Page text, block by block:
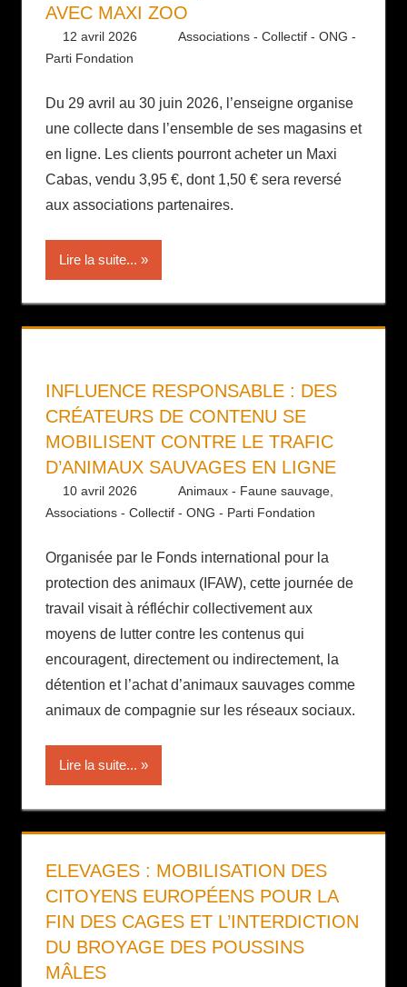
AVEC MAXI ZOO
12 avril 2026 Daniel
Associations - Collectif - ONG -
Parti Fondation
Du 29 avril au 30 juin 2026, l’enseigne organise
une collecte dans l’ensemble de ses magasins et
en ligne. Les clients pourront acheter un Maxi
Cabas, vendu 3,95 €, dont 1,50 € sera reversé
aux associations partenaires.
Lire la suite...
INFLUENCE RESPONSABLE : DES
CRÉATEURS DE CONTENU SE
MOBILISENT CONTRE LE TRAFIC
D’ANIMAUX SAUVAGES EN LIGNE
10 avril 2026 Daniel
Animaux - Faune sauvage,
Associations - Collectif - ONG - Parti Fondation
Organisée par le Fonds international pour la
protection des animaux (IFAW), cette journée de
travail visait à réfléchir collectivement aux
moyens de lutter contre les contenus qui
encouragent, directement ou indirectement, la
détention et l’achat d’animaux sauvages comme
animaux de compagnie sur les réseaux sociaux.
Lire la suite...
ELEVAGES : MOBILISATION DES
CITOYENS EUROPÉENS POUR LA
FIN DES CAGES ET L’INTERDICTION
DU BROYAGE DES POUSSINS
MÂLES